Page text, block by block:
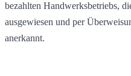
bezahlten Handwerksbetriebs,
ausgewiesen und per
anerkannt.